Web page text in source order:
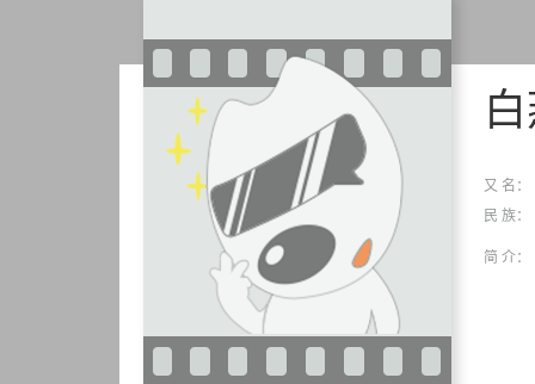
又 名：
民 族：
简 介：